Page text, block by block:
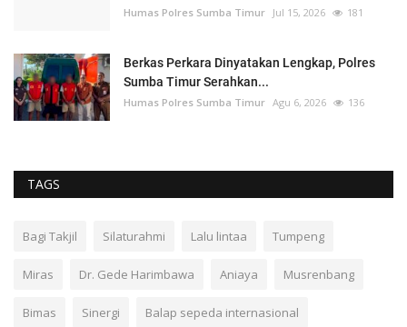
Humas Polres Sumba Timur Jul 15, 2026 181
Berkas Perkara Dinyatakan Lengkap, Polres
Sumba Timur Serahkan...
Humas Polres Sumba Timur Agu 6, 2026 136
TAGS
Bagi Takjil Silaturahmi Lalu lintaa Tumpeng
Miras Dr. Gede Harimbawa Aniaya Musrenbang
Bimas Sinergi Balap sepeda internasional